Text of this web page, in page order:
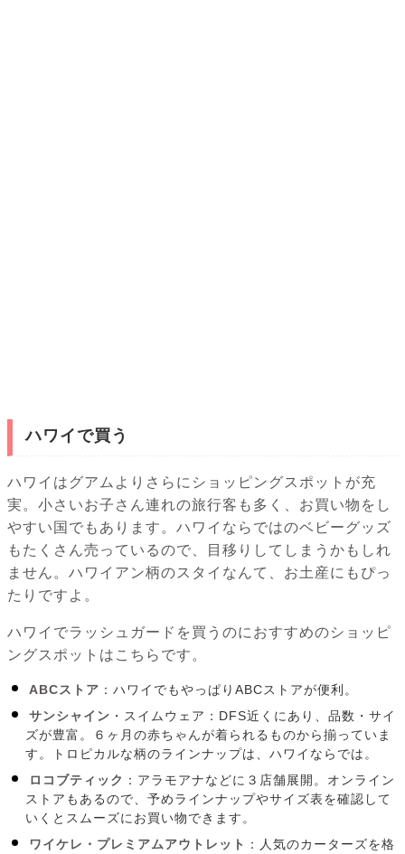
ハワイで買う
ハワイはグアムよりさらにショッピングスポットが充
実。小さいお子さん連れの旅行客も多く、お買い物をし
やすい国でもあります。ハワイならではのベビーグッズ
もたくさん売っているので、目移りしてしまうかもしれ
ません。ハワイアン柄のスタイなんて、お土産にもぴっ
たりですよ。
ハワイでラッシュガードを買うのにおすすめのショッピ
ングスポットはこちらです。
ABCストア ：ハワイでもやっぱりABCストアが便利。
サンシャイン ・スイムウェア：DFS近くにあり、品数・サイ
ズが豊富。６ヶ月の赤ちゃんが着られるものから揃っていま
す。トロピカルな柄のラインナップは、ハワイならでは。
ロコブティック ：アラモアナなどに３店舗展開。オンライン
ストアもあるので、予めラインナップやサイズ表を確認して
いくとスムーズにお買い物できます。
ワイケレ・プレミアムアウトレット
：人気のカーターズを格